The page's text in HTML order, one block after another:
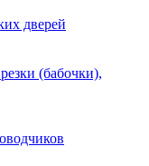
дверей
(бабочки),